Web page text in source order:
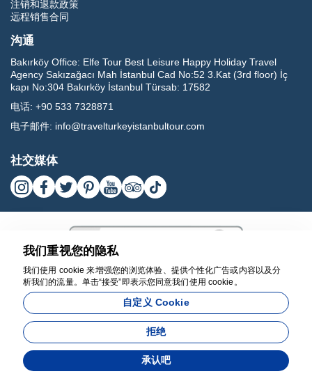
注销和退款政策
远程销售合同
沟通
Bakırköy Office: Elfe Tour Best Leisure Happy Holiday Travel
Agency Sakızağacı Mah İstanbul Cad No:52 3.Kat (3rd floor) İç
kapı No:304 Bakırköy İstanbul Türsab: 17582
电话: +90 533 7328871
电子邮件: info@travelturkeyistanbultour.com
社交媒体
17582
BEST LEISURE HAPPY HOLIDAY TRAVEL AGENCY - 17582
由开发
我们重视您的隐私
我们使用 cookie 来增强您的浏览体验、提供个性化广告或内容以及分
析我们的流量。单击“接受”即表示您同意我们使用 cookie。
自定义 Cookie
拒绝
承认吧